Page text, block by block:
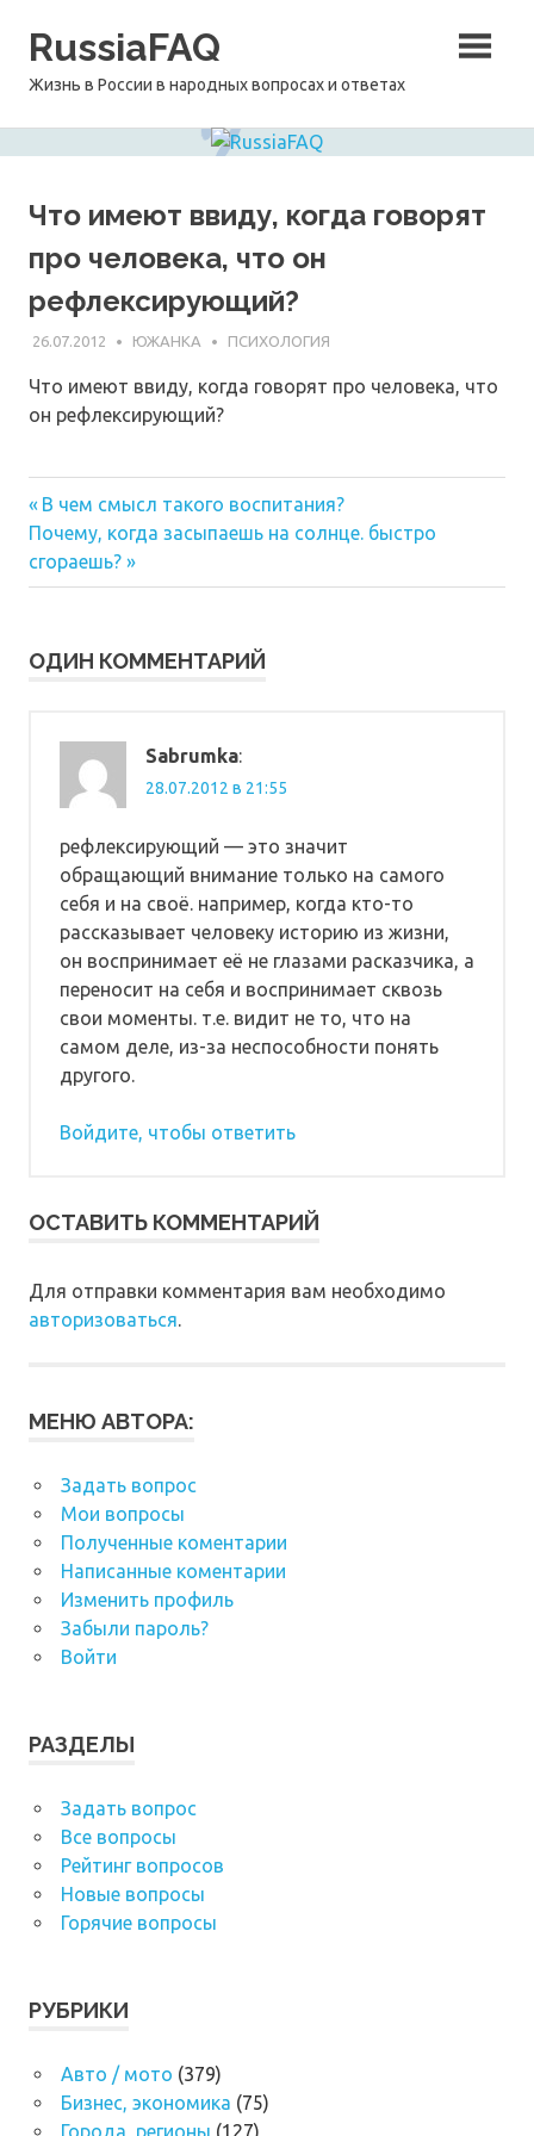
RussiaFAQ
Жизнь в России в народных вопросах и ответах
Что имеют ввиду, когда говорят
про человека, что он
рефлексирующий?
26.07.2012 ЮЖАНКА ПСИХОЛОГИЯ
Что имеют ввиду, когда говорят про человека, что
он рефлексирующий?
Навигация
по
записям
Предыдущая
запись:
В чем смысл такого воспитания?
Следующая
запись:
Почему, когда засыпаешь на солнце. быстро
сгораешь?
ОДИН КОММЕНТАРИЙ
Sabrumka:
28.07.2012 в 21:55
рефлексирующий — это значит
обращающий внимание только на самого
себя и на своё. например, когда кто-то
рассказывает человеку историю из жизни,
он воспринимает её не глазами расказчика, а
переносит на себя и воспринимает сквозь
свои моменты. т.е. видит не то, что на
самом деле, из-за неспособности понять
другого.
Войдите, чтобы ответить
ОСТАВИТЬ КОММЕНТАРИЙ
Для отправки комментария вам необходимо
авторизоваться.
МЕНЮ АВТОРА:
Задать вопрос
Мои вопросы
Полученные коментарии
Написанные коментарии
Изменить профиль
Забыли пароль?
Войти
РАЗДЕЛЫ
Задать вопрос
Все вопросы
Рейтинг вопросов
Новые вопросы
Горячие вопросы
РУБРИКИ
Авто / мото (379)
Бизнес, экономика (75)
Города, регионы (127)